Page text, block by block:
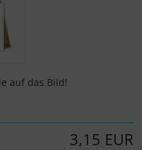
auf das Bild!
3,15 EUR